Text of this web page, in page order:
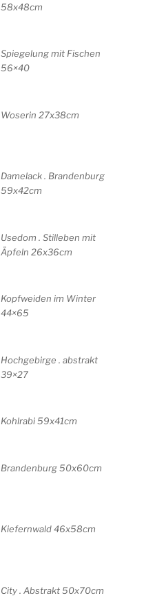
58x48cm
Spiegelung mit Fischen
56×40
Woserin 27x38cm
Damelack . Brandenburg
59x42cm
Usedom . Stilleben mit
Äpfeln 26x36cm
Kopfweiden im Winter
44×65
Hochgebirge . abstrakt
39×27
Kohlrabi 59x41cm
Brandenburg 50x60cm
Kiefernwald 46x58cm
City . Abstrakt 50x70cm